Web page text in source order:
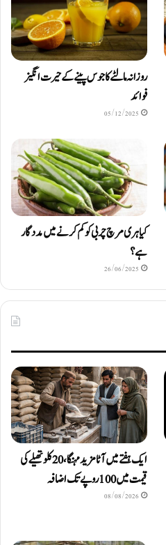
روزانہ مالٹے کا جوس پینے کے حیرت انگیز
فوائد
05/12/2025
کیا ہری مرچ چربی کو کم کرنے میں مددگار
ہے؟
26/06/2025
ایک ہفتے میں آٹا مزید مہنگا، 20 کلو تھیلے کی
قیمت میں 100 روپے تک اضافہ
08/08/2026